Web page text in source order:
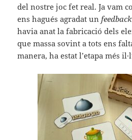
del nostre joc fet real. Ja vam
ens hagués agradat un feedback
havia anat la fabricació dels
que massa sovint a tots ens
manera, ha estat l’etapa més